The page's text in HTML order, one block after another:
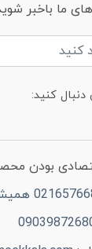
ما باخبر
کنید:
بودن